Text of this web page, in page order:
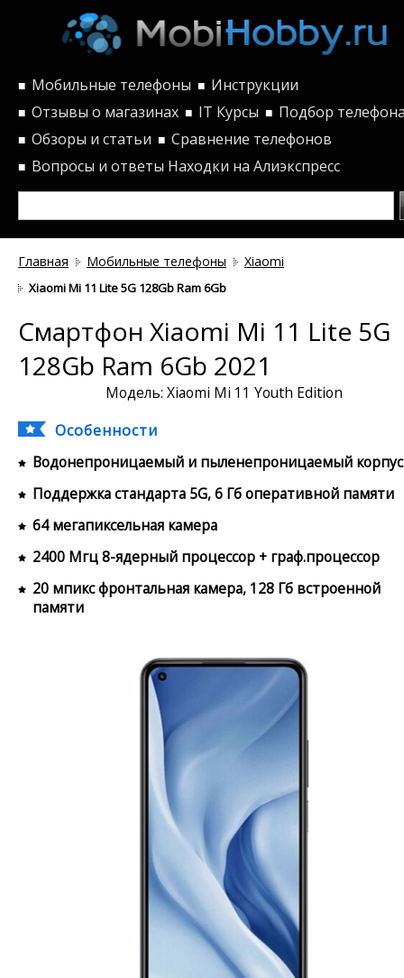
■ Мобильные телефоны ■ Инструкции
■ Отзывы о магазинах ■ IT Курсы ■ Подбор
■ Обзоры и статьи ■ Сравнение телефонов
■ Вопросы и ответы Находки на Алиэкспресс
Главная Мобильные телефоны Xiaomi
Xiaomi Mi 11 Lite 5G 128Gb Ram 6Gb
Смартфон Xiaomi Mi 11 Lite 5G
128Gb Ram 6Gb 2021
Модель: Xiaomi Mi 11 Youth Edition
Особенности
Водонепроницаемый и пыленепроницаемый корпус
Поддержка стандарта 5G, 6 Гб оперативной памяти
64 мегапиксельная камера
2400 Мгц 8-ядерный процессор + граф.процессор
20 мпикс фронтальная камера, 128 Гб встроенной
памяти